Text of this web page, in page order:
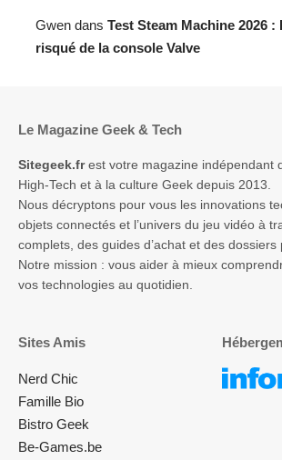
Gwen dans Test Steam Machine 2026 :
risqué de la console Valve
Le Magazine Geek & Tech
Sitegeek.frest votre magazine indépendant
High-Tech et à la culture Geek depuis 2013.
Nous décryptons pour vous les innovations
objets connectés et l’univers du jeu vidéo à
complets, des guides d’achat et des dossiers
Notre mission : vous aider à mieux
vos technologies au quotidien.
Sites Amis
Nerd Chic
Famille Bio
Bistro Geek
Be-Games.be